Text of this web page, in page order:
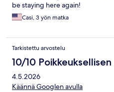
be staying here again!
Casi, 3 yön matka
Tarkistettu arvostelu
10/10
4.5.2026
Käännä Googlen avulla